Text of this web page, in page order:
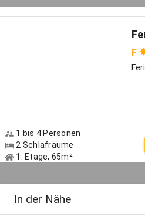
F
1 bis 4 Personen
2 Schlafräume
1. Etage, 65m²
In der Nähe